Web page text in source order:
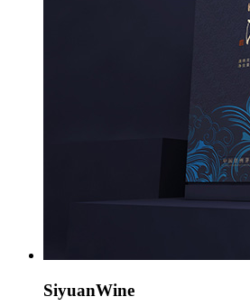
SiyuanWine